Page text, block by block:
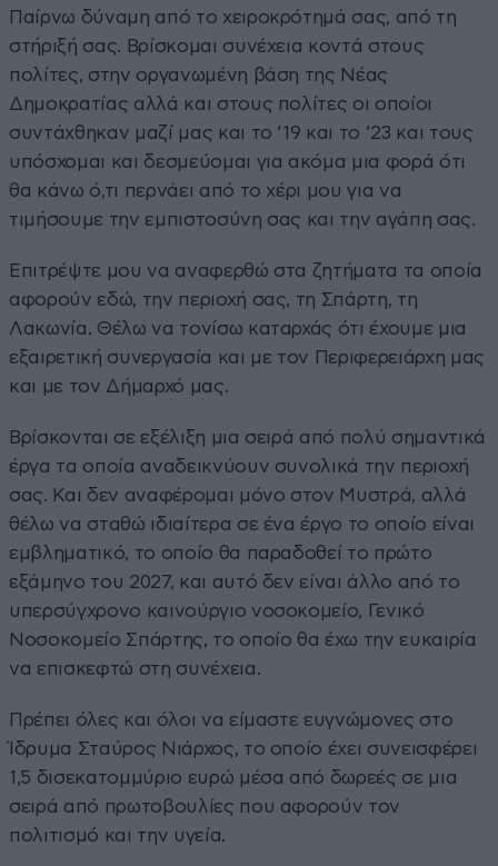
Παίρνω δύναμη από το χειροκρότημά σας, από τη
στήριξή σας. Βρίσκομαι συνέχεια κοντά στους
πολίτες, στην οργανωμένη βάση της Νέας
Δημοκρατίας αλλά και στους πολίτες οι οποίοι
συντάχθηκαν μαζί μας και το ’19 και το ’23 και τους
υπόσχομαι και δεσμεύομαι για ακόμα μια φορά ότι
θα κάνω ό,τι περνάει από το χέρι μου για να
τιμήσουμε την εμπιστοσύνη σας και την αγάπη σας.
Επιτρέψτε μου να αναφερθώ στα ζητήματα τα οποία
αφορούν εδώ, την περιοχή σας, τη Σπάρτη, τη
Λακωνία. Θέλω να τονίσω καταρχάς ότι έχουμε μια
εξαιρετική συνεργασία και με τον Περιφερειάρχη μας
και με τον Δήμαρχό μας.
Βρίσκονται σε εξέλιξη μια σειρά από πολύ σημαντικά
έργα τα οποία αναδεικνύουν συνολικά την περιοχή
σας. Και δεν αναφέρομαι μόνο στον Μυστρά, αλλά
θέλω να σταθώ ιδιαίτερα σε ένα έργο το οποίο είναι
εμβληματικό, το οποίο θα παραδοθεί το πρώτο
εξάμηνο του 2027, και αυτό δεν είναι άλλο από το
υπερσύγχρονο καινούργιο νοσοκομείο, Γενικό
Νοσοκομείο Σπάρτης, το οποίο θα έχω την ευκαιρία
να επισκεφτώ στη συνέχεια.
Πρέπει όλες και όλοι να είμαστε ευγνώμονες στο
Ίδρυμα Σταύρος Νιάρχος, το οποίο έχει συνεισφέρει
1,5 δισεκατομμύριο ευρώ μέσα από δωρεές σε μια
σειρά από πρωτοβουλίες που αφορούν τον
πολιτισμό και την υγεία.